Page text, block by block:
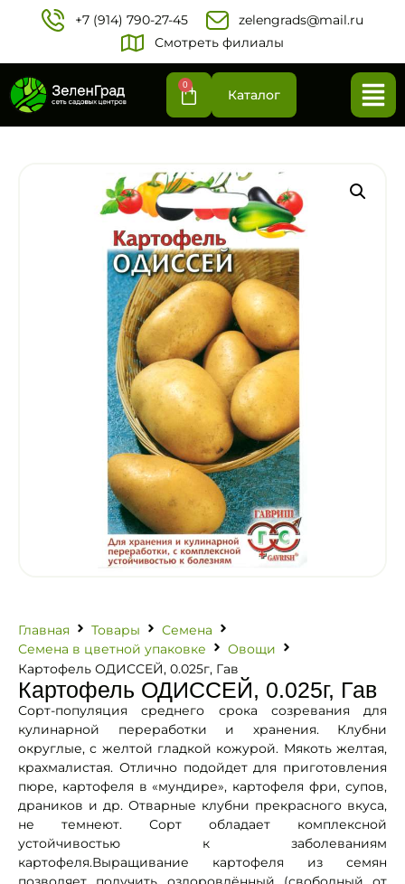
+7 (914) 790-27-45‬
zelengrads@mail.ru
Смотреть филиалы
0
Каталог
Главная Товары
Семена
Семена в цветной упаковке
Овощи
Картофель ОДИССЕЙ, 0.025г, Гав
Картофель ОДИССЕЙ, 0.025г, Гав
Сорт-популяция среднего срока созревания для
кулинарной переработки и хранения. Клубни
округлые, с желтой гладкой кожурой. Мякоть желтая,
крахмалистая. Отлично подойдет для приготовления
пюре, картофеля в «мундире», картофеля фри, супов,
драников и др. Отварные клубни прекрасного вкуса,
не темнеют. Сорт обладает комплексной
устойчивостью к заболеваниям
картофеля.Выращивание картофеля из семян